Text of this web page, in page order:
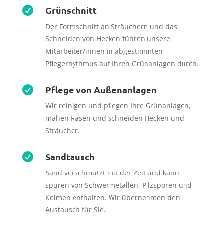
 Grünschnitt
Der Formschnitt an Sträuchern und das
Schneiden von Hecken führen unsere
Mitarbeiter/innen in abgestimmten
Pflegerhythmus auf Ihren Grünanlagen durch.
 Pflege von Außenanlagen
Wir reinigen und pflegen Ihre Grünanlagen,
mähen Rasen und schneiden Hecken und
Sträucher.
 Sandtausch
Sand verschmutzt mit der Zeit und kann
spuren von Schwermetallen, Pilzsporen und
Keimen enthalten. Wir übernehmen den
Austausch für Sie.